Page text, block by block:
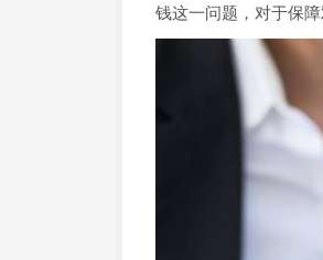
钱这一问题，对于保